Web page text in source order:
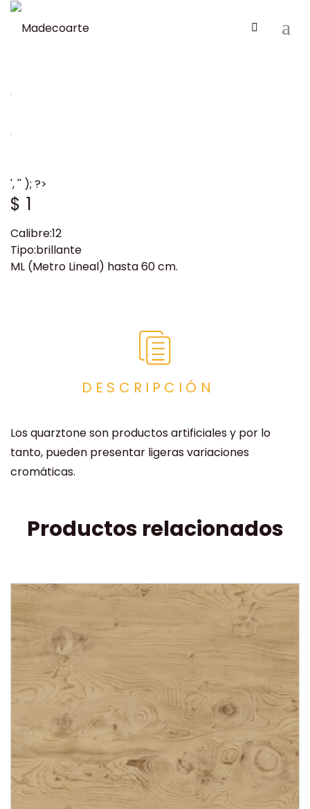
', '' ); ?>
$1
Calibre:12
Tipo:brillante
ML (Metro Lineal) hasta 60 cm.
DESCRIPCIÓN
Los quarztone son productos artificiales y por lo
tanto, pueden presentar ligeras variaciones
cromáticas.
Productos relacionados